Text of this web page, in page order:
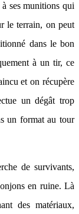
ses munitions qui
le terrain, on peut
dans le bon
à un tir, ce
et on récupère
un dégât trop
un format au tour
de survivants,
en ruine. Là
des matériaux,